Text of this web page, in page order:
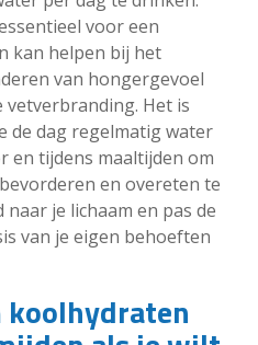
voor een
kan helpen bij het
van hongergevoel
Het is
de dag regelmatig water
en tijdens maaltijden om
en overeten te
je lichaam en pas de
van je eigen behoeften
koolhydraten